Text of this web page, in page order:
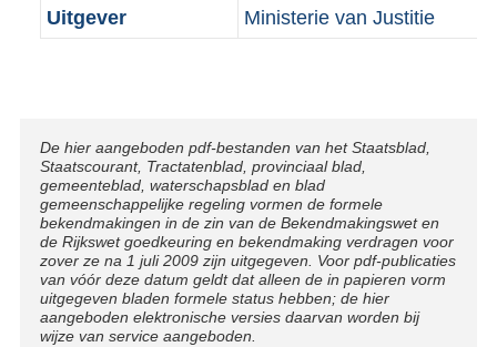
Uitgever
Ministerie van Justitie
Disclaimer
De hier aangeboden pdf-bestanden van het Staatsblad,
Staatscourant, Tractatenblad, provinciaal blad,
gemeenteblad, waterschapsblad en blad
gemeenschappelijke regeling vormen de formele
bekendmakingen in de zin van de Bekendmakingswet en
de Rijkswet goedkeuring en bekendmaking verdragen voor
zover ze na 1 juli 2009 zijn uitgegeven. Voor pdf-publicaties
van vóór deze datum geldt dat alleen de in papieren vorm
uitgegeven bladen formele status hebben; de hier
aangeboden elektronische versies daarvan worden bij
wijze van service aangeboden.